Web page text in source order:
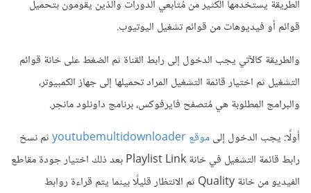
الطريقة يستخدمها الكثير من مُتابعي الدورات والذين يقومون بتحميل
قوائم أو فيديوهات من قوائم تشغيل اليوتيوب.
والطريقة كالآتي يجب الدخول إلى رابط القناة ثم الضغط على خانة قوائم
التشغيل ثم اختيار قائمة التشغيل المراد تحميلها إلى جهاز الكمبيوتر،
والبرامج المطلوبة هي مُتصفح فايرفوكس، برنامج داونلود مانجر.
أولًا: يجب الدخول إلىموقع youtubemultidownloader
ثم نسخ
رابط قائمة التشغيل في خانة Playlist Link بعد ذلك اختيار جودة مقاطع
الفيديو من خانة Quality ثم الانتظار قليلًا بينما يتم قراءة روابط